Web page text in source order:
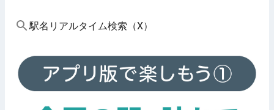
駅名リアルタイム検索（X）